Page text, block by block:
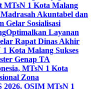
MTsN 1 Kota Malang
Akuntabel dan
Gelar Sosialisasi
Optimalkan Layanan
Rapat Dinas Akhir
Kota Malang Sukses
Genap TA
MTsN 1 Kota
Zona
2026, OSIM MTsN 1